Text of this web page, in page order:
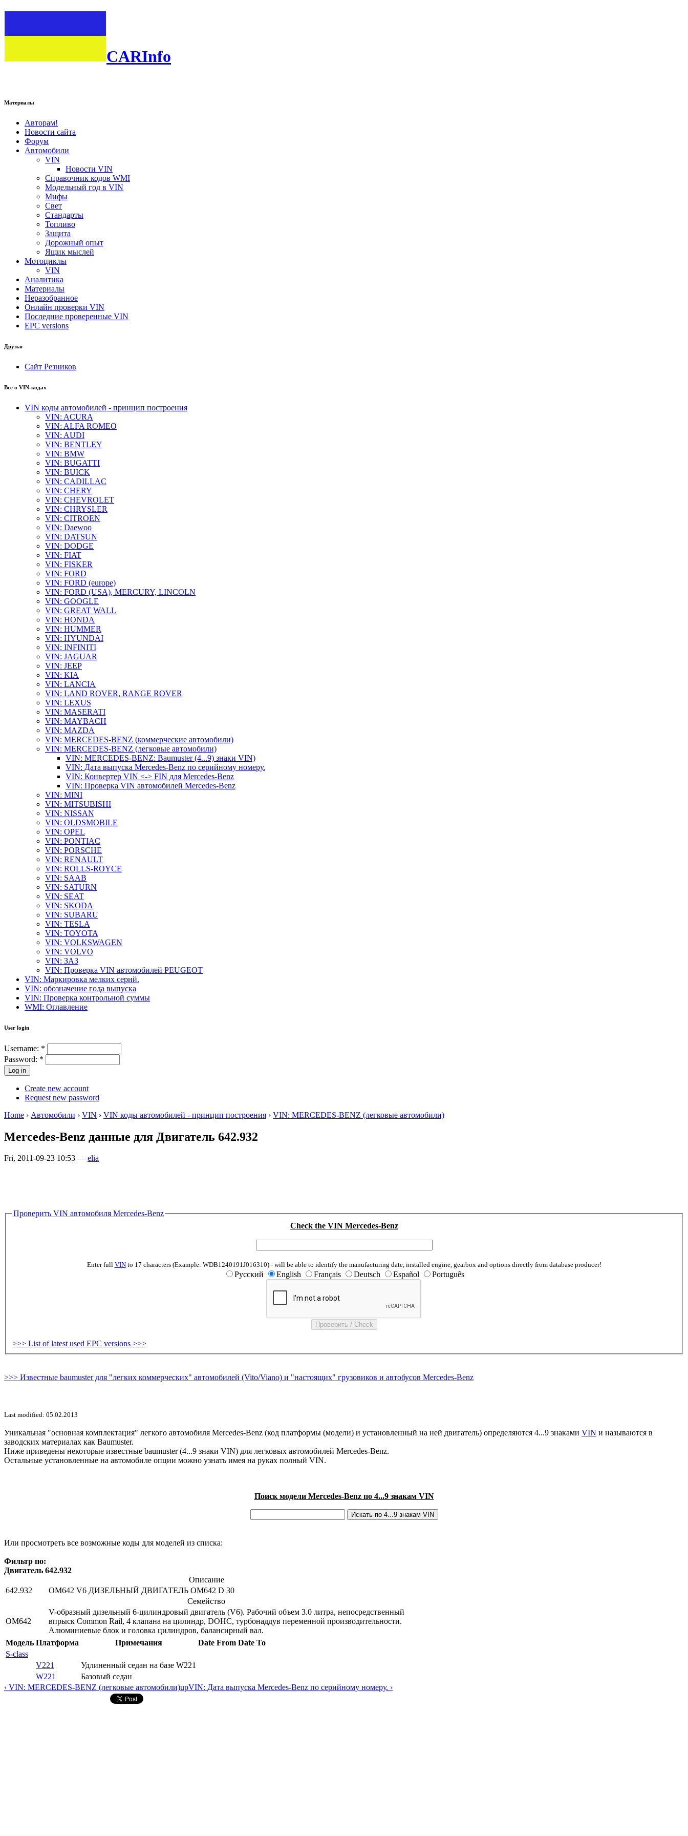
CARInfo
Материалы
Авторам!
Новости сайта
Форум
Автомобили
VIN
Новости VIN
Справочник кодов WMI
Модельный год в VIN
Мифы
Свет
Стандарты
Топливо
Защита
Дорожный опыт
Ящик мыслей
Мотоциклы
VIN
Аналитика
Материалы
Неразобранное
Онлайн проверки VIN
Последние проверенные VIN
EPC versions
Друзья
Сайт Резников
Все о VIN-кодах
VIN коды автомобилей - принцип построения
VIN: ACURA
VIN: ALFA ROMEO
VIN: AUDI
VIN: BENTLEY
VIN: BMW
VIN: BUGATTI
VIN: BUICK
VIN: CADILLAC
VIN: CHERY
VIN: CHEVROLET
VIN: CHRYSLER
VIN: CITROEN
VIN: Daewoo
VIN: DATSUN
VIN: DODGE
VIN: FIAT
VIN: FISKER
VIN: FORD
VIN: FORD (europe)
VIN: FORD (USA), MERCURY, LINCOLN
VIN: GOOGLE
VIN: GREAT WALL
VIN: HONDA
VIN: HUMMER
VIN: HYUNDAI
VIN: INFINITI
VIN: JAGUAR
VIN: JEEP
VIN: KIA
VIN: LANCIA
VIN: LAND ROVER, RANGE ROVER
VIN: LEXUS
VIN: MASERATI
VIN: MAYBACH
VIN: MAZDA
VIN: MERCEDES-BENZ (коммерческие автомобили)
VIN: MERCEDES-BENZ (легковые автомобили)
VIN: MERCEDES-BENZ: Baumuster (4...9) знаки VIN)
VIN: Дата выпуска Mercedes-Benz по серийному номеру.
VIN: Конвертер VIN <-> FIN для Mercedes-Benz
VIN: Проверка VIN автомобилей Mercedes-Benz
VIN: MINI
VIN: MITSUBISHI
VIN: NISSAN
VIN: OLDSMOBILE
VIN: OPEL
VIN: PONTIAC
VIN: PORSCHE
VIN: RENAULT
VIN: ROLLS-ROYCE
VIN: SAAB
VIN: SATURN
VIN: SEAT
VIN: SKODA
VIN: SUBARU
VIN: TESLA
VIN: TOYOTA
VIN: VOLKSWAGEN
VIN: VOLVO
VIN: ЗАЗ
VIN: Проверка VIN автомобилей PEUGEOT
VIN: Маркировка мелких серий.
VIN: обозначение года выпуска
VIN: Проверка контрольной суммы
WMI: Оглавление
User login
Username: *
Password: *
Create new account
Request new password
Home › Автомобили › VIN › VIN коды автомобилей - принцип построения › VIN: MERCEDES-BENZ (легковые автомобили)
Mercedes-Benz данные для Двигатель 642.932
Fri, 2011-09-23 10:53 — elia
Проверить VIN автомобиля Mercedes-Benz
Check the VIN Mercedes-Benz
Enter full VINto 17 characters (Example: WDB1240191J016310) - will be able to identify the manufacturing date, installed engine, gearbox and options directly from database producer!
Русский English Français Deutsch Español Português
>>> List of latest used EPC versions >>>
>>> Известные baumuster для "легких коммерческих" автомобилей (Vito/Viano) и "настоящих" грузовиков и автобусов Mercedes-Benz
Last modified: 05.02.2013
Уникальная "основная комплектация" легкого автомобиля Mercedes-Benz (код платформы (модели) и установленный на ней двигатель) определяются 4...9 знаками VIN и называются в
заводских материалах как Baumuster.
Ниже приведены некоторые известные baumuster (4...9 знаки VIN) для легковых автомобилей Mercedes-Benz.
Остальные установленные на автомобиле опции можно узнать имея на руках полный VIN.
Поиск модели Mercedes-Benz по 4...9 знакам VIN
Или просмотреть все возможные коды для моделей из списка:
Фильтр по:
Двигатель 642.932
Описание
642.932
OM642 V6 ДИЗЕЛЬНЫЙ ДВИГАТЕЛЬ OM642 D 30
Семейство
OM642
V-образный дизельный 6-цилиндровый двигатель (V6). Рабочий объем 3.0 литра, непосредственный
впрыск Common Rail, 4 клапана на цилиндр, DOHC, турбонаддув переменной производительности.
Алюминиевые блок и головка цилиндров, балансирный вал.
Модель Платформа Примечания Date From Date To
S-class
V221
Удлиненный седан на базе W221
W221
Базовый седан
‹ VIN: MERCEDES-BENZ (легковые автомобили)upVIN: Дата выпуска Mercedes-Benz по серийному номеру. ›